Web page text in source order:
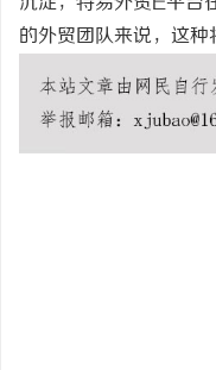
的外贸团队来说，这